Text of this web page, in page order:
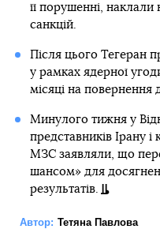
її порушенні, наклали
санкцій.
Після цього Тегеран
у рамках ядерної
місяці на повернення
Минулого тижня у
представників Ірану
МЗС заявляли, що
шансом» для
результатів.
Автор: Тетяна Павлова